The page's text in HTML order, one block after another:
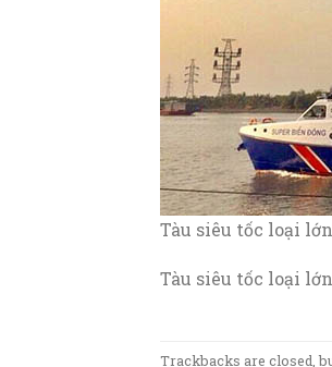
Tàu siêu tốc loại
Tàu siêu tốc loại
Trackbacks are closed,